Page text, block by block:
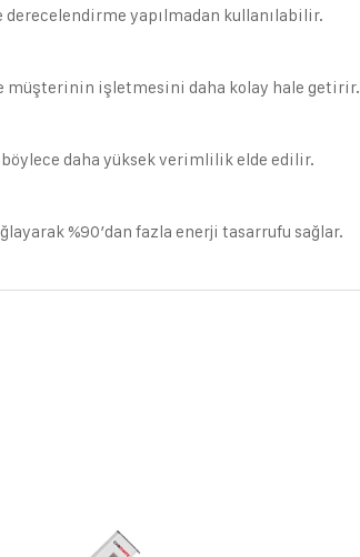
derecelendirme yapılmadan kullanılabilir.
müşterinin işletmesini daha kolay hale getirir.
böylece daha yüksek verimlilik elde edilir.
%90’dan fazla enerji tasarrufu sağlar.